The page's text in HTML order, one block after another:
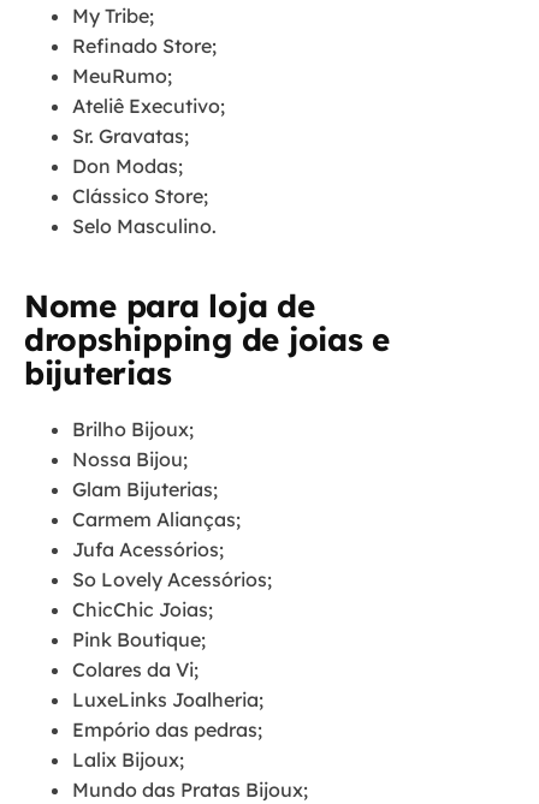
My Tribe;
Refinado Store;
MeuRumo;
Ateliê Executivo;
Sr. Gravatas;
Don Modas;
Clássico Store;
Selo Masculino.
Nome para loja de
dropshipping de joias e
bijuterias
Brilho Bijoux;
Nossa Bijou;
Glam Bijuterias;
Carmem Alianças;
Jufa Acessórios;
So Lovely Acessórios;
ChicChic Joias;
Pink Boutique;
Colares da Vi;
LuxeLinks Joalheria;
Empório das pedras;
Lalix Bijoux;
Mundo das Pratas Bijoux;